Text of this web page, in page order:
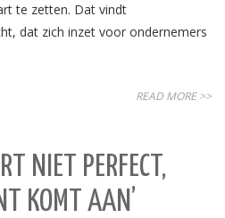
te zetten. Dat vindt
dat zich inzet voor ondernemers
READ MORE >>
NIET PERFECT,
KOMT AAN’